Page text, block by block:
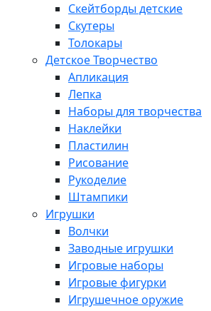
Скейтборды детские
Скутеры
Толокары
Детское Творчество
Апликация
Лепка
Наборы для творчества
Наклейки
Пластилин
Рисование
Рукоделие
Штампики
Игрушки
Волчки
Заводные игрушки
Игровые наборы
Игровые фигурки
Игрушечное оружие